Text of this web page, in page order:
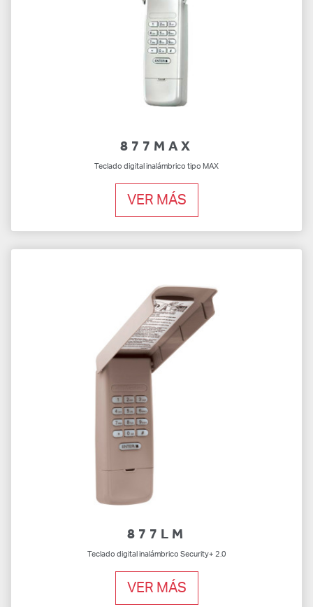
877MAX
Teclado digital inalámbrico tipo MAX
VER MÁS
877LM
Teclado digital inalámbrico Security+ 2.0
VER MÁS